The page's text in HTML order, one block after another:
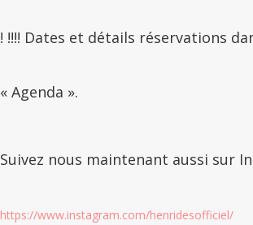
! !!!! Dates et détails réservations
« Agenda ».
Suivez nous maintenant aussi sur
https://www.instagram.com/henridesofficiel/